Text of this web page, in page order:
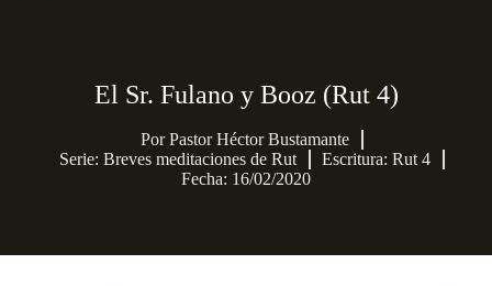
El Sr. Fulano y Booz (Rut 4)
PorPastor Héctor Bustamante
Serie: Breves meditaciones de Rut
Escritura: Rut 4
Fecha: 16/02/2020